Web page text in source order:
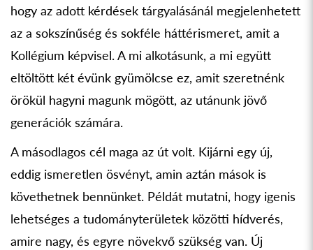
hogy az adott kérdések tárgyalásánál megjelenhetett
az a sokszínűség és sokféle háttérismeret, amit a
Kollégium képvisel. A mi alkotásunk, a mi együtt
eltöltött két évünk gyümölcse ez, amit szeretnénk
örökül hagyni magunk mögött, az utánunk jövő
generációk számára.
A másodlagos cél maga az út volt. Kijárni egy új,
eddig ismeretlen ösvényt, amin aztán mások is
követhetnek bennünket. Példát mutatni, hogy igenis
lehetséges a tudományterületek közötti hídverés,
amire nagy, és egyre növekvő szükség van. Új